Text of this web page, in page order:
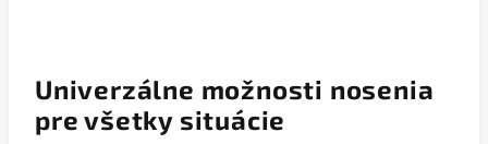
Univerzálne možnosti nosenia
pre všetky situácie